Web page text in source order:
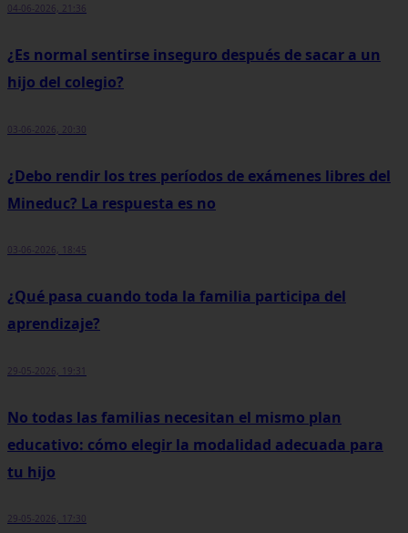
04-06-2026, 21:36
¿Es normal sentirse inseguro después de sacar a un
hijo del colegio?
03-06-2026, 20:30
¿Debo rendir los tres períodos de exámenes libres del
Mineduc? La respuesta es no
03-06-2026, 18:45
¿Qué pasa cuando toda la familia participa del
aprendizaje?
29-05-2026, 19:31
No todas las familias necesitan el mismo plan
educativo: cómo elegir la modalidad adecuada para
tu hijo
29-05-2026, 17:30